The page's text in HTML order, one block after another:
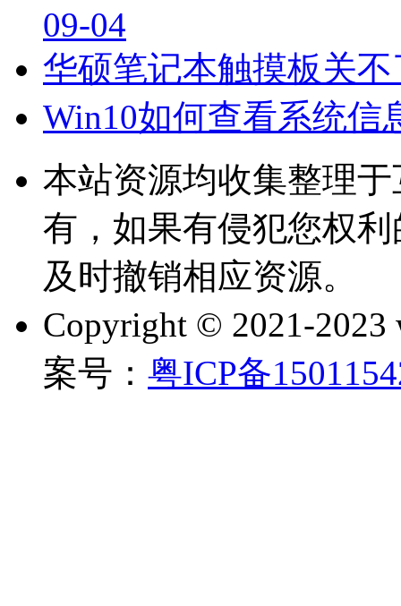
09-04
华硕笔记本触摸板关
Win10如何查看系统信
本站资源均收集整理
有，如果有侵犯您权
及时撤销相应资源。
Copyright © 2021-2023
案号： 粤ICP备